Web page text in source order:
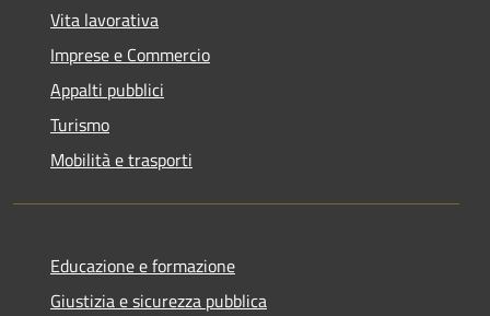
Vita lavorativa
Imprese e Commercio
Appalti pubblici
Turismo
Mobilità e trasporti
Educazione e formazione
Giustizia e sicurezza pubblica